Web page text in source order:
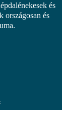
és
országosan és